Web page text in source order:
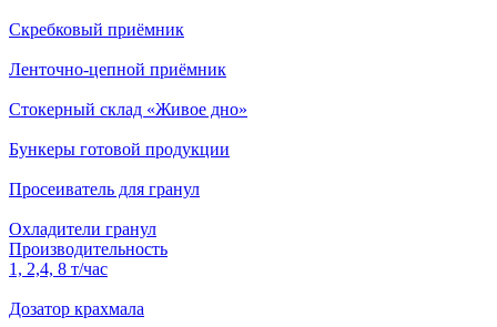
Скребковый приёмник
Ленточно-цепной приёмник
Стокерный склад «Живое дно»
Бункеры готовой продукции
Просеиватель для гранул
Охладители гранул
Производительность
1, 2,4, 8 т/час
Дозатор крахмала